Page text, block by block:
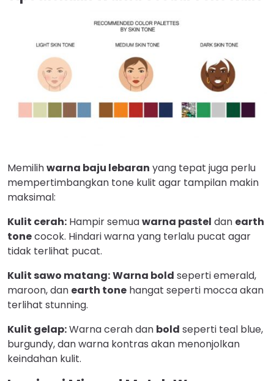
Memilihwarna baju lebaran yang tepat juga perlu
mempertimbangkan tone kulit agar tampilan makin
maksimal:
Kulit cerah: Hampir semuawarna pastel dan earth
tonecocok. Hindari warna yang terlalu pucat agar
tidak terlihat pucat.
Kulit sawo matang:Warna bold seperti emerald,
maroon, dan earth tone hangat seperti mocca akan
terlihat stunning.
Kulit gelap:Warna cerah dan bold seperti teal blue,
burgundy, dan warna kontras akan menonjolkan
keindahan kulit.